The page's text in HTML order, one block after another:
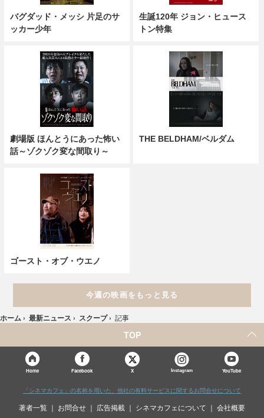
バグダッド・メッシ 片足のサ
ッカー少年
生誕120年 ジョン・ヒュース
トン特集
劇場版 ほんとうにあった怖い
話～ゾクゾク変な間取り～
THE BELDHAM/ベルダム
ゴースト・オブ・ウエノ
今週の映画をもっと見る
ホーム › 最新ニュース › スクープ › 記事
TOP
Home Facebook X Instagram YouTube
「シネマカフェ」の名称を用いた、他社の有料サービスに関するお問合せについて
著者一覧 お問合せ 広告掲載 シネマカフェについて 会社概要